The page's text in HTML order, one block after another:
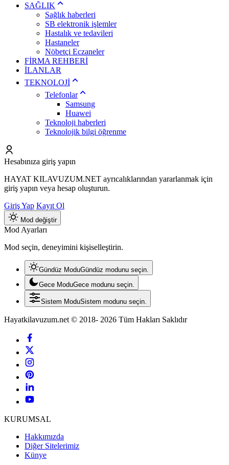
SAĞLIK
Sağlık haberleri
SB elektronik işlemler
Hastalık ve tedavileri
Hastaneler
Nöbetçi Eczaneler
FİRMA REHBERİ
İLANLAR
TEKNOLOJİ
Telefonlar
Samsung
Huawei
Teknoloji haberleri
Teknolojik bilgi öğrenme
Hesabınıza giriş yapın
HAYAT KILAVUZUM.NET ayrıcalıklarından yararlanmak için
giriş yapın veya hesap oluşturun.
Giriş Yap Kayıt Ol
Mod değiştir
Mod Ayarları
Mod seçin, deneyimini kişiselleştirin.
Gündüz ModuGündüz modunu seçin.
Gece ModuGece modunu seçin.
Sistem ModuSistem modunu seçin.
Hayatkilavuzum.net © 2018- 2026 Tüm Hakları Saklıdır
KURUMSAL
Hakkımızda
Diğer Sitelerimiz
Künye